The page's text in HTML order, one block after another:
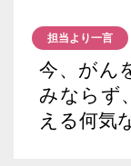
担当より一言
今、がん
みならず
える何気